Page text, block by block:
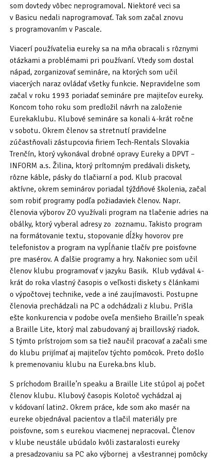
Petr Řehák
Mgr. Štefan Kiss
Jan Příborský
MgA. Petr Pařízek, Ph.D.
Bc. Luboš Pinteš
Mgr. Peter Lecký
Ing. Lumír Koč
Technologie
Videa o Eurece
Fotografie Eureky
Poděkování a zdroje
som dovtedy vôbec neprogramoval. Niektoré veci sa
v Basicu nedali naprogramovať. Tak som začal znovu
s programovaním v Pascale.
Viacerí používatelia eureky sa na mňa obracali s rôznymi
otázkami a problémami pri používaní. Vtedy som dostal
nápad, zorganizovať semináre, na ktorých som učil
viacerých naraz ovládať všetky funkcie. Nepravidelne som
začal v roku 1993 poriadať semináre pre majiteľov eureky.
Koncom toho roku som predložil návrh na založenie
Eurekaklubu. Klubové semináre sa konali 4-krát ročne
v sobotu. Okrem členov sa stretnutí pravidelne
zúčastňovali zástupcovia firiem Tech-Rentals Slovakia
Trenčín, ktorý vykonával drobné opravy Eureky a DPVT –
INFORM a.s. Žilina, ktorý prítomným predávali diskety,
rôzne káble, pásky do tlačiarní a pod. Klub pracoval
aktívne, okrem seminárov poriadal týždňové školenia, začal
som robiť programy podľa požiadaviek členov. Napr.
členovia výborov ZO využívali program na tlačenie adries na
obálky, ktorý vyberal adresy zo zoznamu. Takisto program
na formátovanie textu, stopovanie dĺžky hovorov pre
telefonistov a program na vypĺňanie tlačív pre poisťovne
pre masérov. A ďalšie programy a hry. Nakoniec som učil
členov klubu programovať v jazyku Basik. Klub vydával 4-
krát do roka vlastný časopis o veľkosti diskety s článkami
o výpočtovej technike, vede a iné zaujímavosti. Postupne
členovia prechádzali na PC a odchádzali z klubu. Prišla
ešte konkurencia v podobe oveľa menšieho Braille’n speak
a Braille Lite, ktorý mal zabudovaný aj braillovský riadok.
S týmto prístrojom som sa tiež naučil pracovať a začali sme
do klubu prijímať aj majiteľov týchto pomôcok. Preto došlo
k premenovaniu klubu na Eureka.bns klub.
S príchodom Braille’n speaku a Braille Lite stúpol aj počet
členov klubu. Klubový časopis Kolotoč vychádzal aj
v kódovaní latin2. Okrem práce, kde som ako masér na
eureke objednával pacientov a tlačil materiály pre
poisťovne, som s eurekou viacmenej nepracoval. Členov
v klube neustále ubúdalo kvôli zastaralosti eureky
a presadzovaniu sa PC ako výbornej a všestrannej pomôcky